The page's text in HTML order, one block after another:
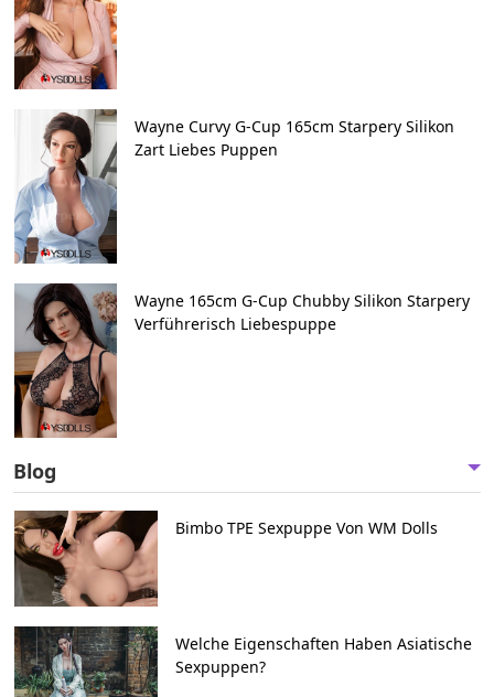
Wayne Curvy G-Cup 165cm Starpery Silikon
Zart Liebes Puppen
Wayne 165cm G-Cup Chubby Silikon Starpery
Verführerisch Liebespuppe
Blog
Bimbo TPE Sexpuppe Von WM Dolls
Welche Eigenschaften Haben Asiatische
Sexpuppen?